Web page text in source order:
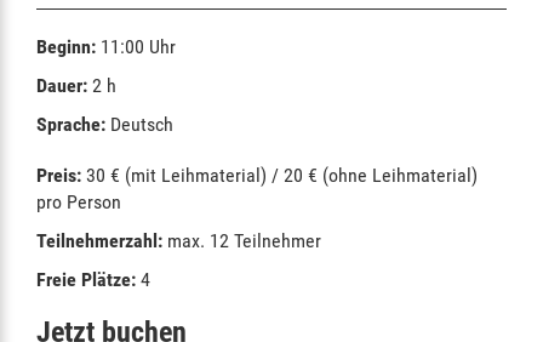
Beginn: 11:00 Uhr
Dauer: 2 h
Sprache: Deutsch
Preis: 30 € (mit Leihmaterial) / 20 € (ohne Leihmaterial)
pro Person
Teilnehmerzahl: max. 12 Teilnehmer
Freie Plätze: 4
Jetzt buchen